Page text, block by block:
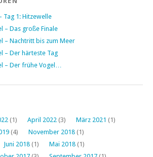
Tag 1: Hitzewelle
– Das große Finale
– Nachtritt bis zum Meer
– Der härteste Tag
– Der frühe Vogel…
(1) April 2022 (3) März 2021 (1)
(4) November 2018 (1)
Juni 2018 (1) Mai 2018 (1)